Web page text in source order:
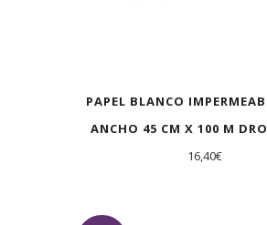
PAPEL BLANCO
ANCHO 45 CM X 100 M
16,40€